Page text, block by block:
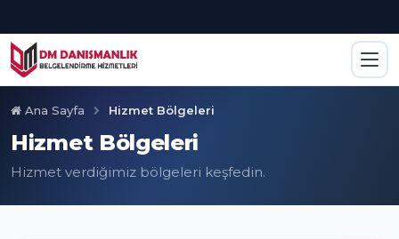
Ana Sayfa Hizmet Bölgeleri
Hizmet Bölgeleri
Hizmet verdiğimiz bölgeleri keşfedin.